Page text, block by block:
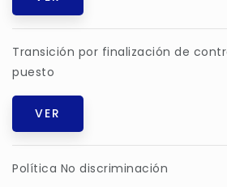
Transición por finalización de
puesto
VER
Política No discriminación